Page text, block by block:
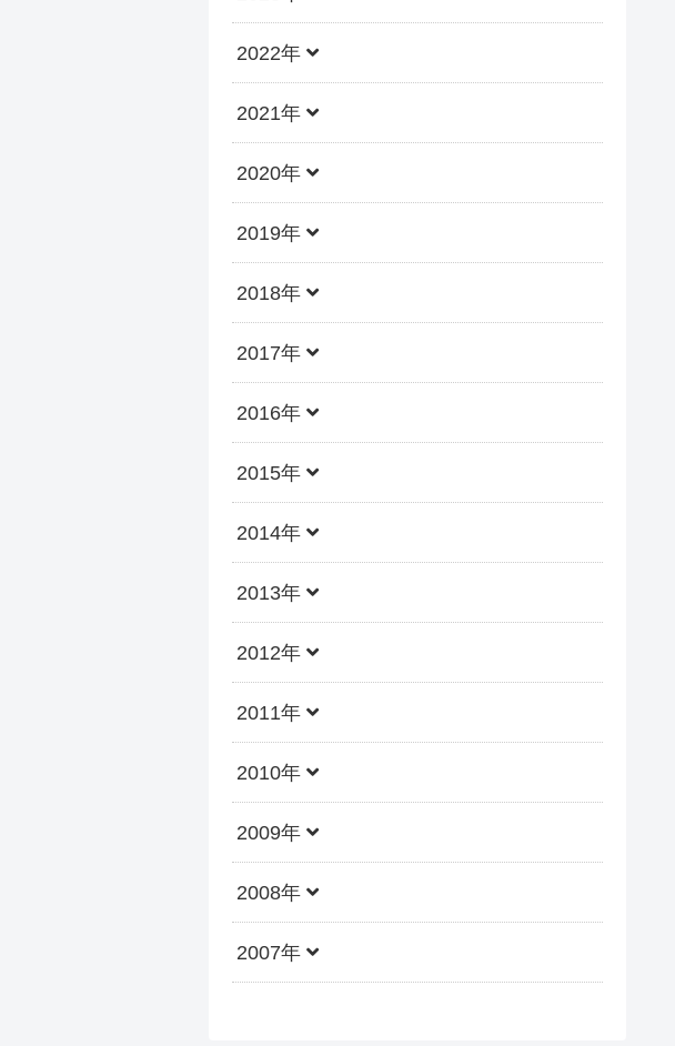
2022年
2021年
2020年
2019年
2018年
2017年
2016年
2015年
2014年
2013年
2012年
2011年
2010年
2009年
2008年
2007年